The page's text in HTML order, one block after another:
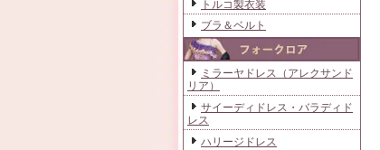
トルコ製衣装
ブラ＆ベルト
ミラーヤドレス（アレクサンド
リア）
サイーディドレス・バラディド
レス
ハリージドレス